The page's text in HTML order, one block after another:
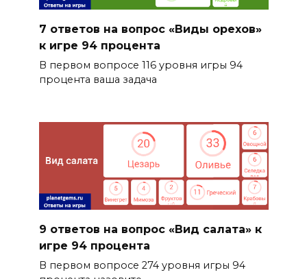
7 ответов на вопрос «Виды орехов»
к игре 94 процента
В первом вопросе 116 уровня игры 94
процента ваша задача
9 ответов на вопрос «Вид салата» к
игре 94 процента
В первом вопросе 274 уровня игры 94